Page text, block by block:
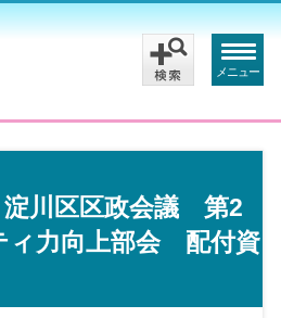
メニュー
川区区政会議 第2
ィ力向上部会 配付資